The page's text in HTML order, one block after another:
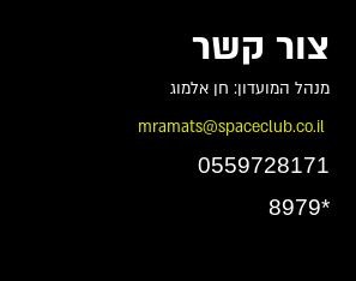
צור קשר
מנהל המועדון: חן אלמוג
mramats@spaceclub.co.il
0559728171
*8979